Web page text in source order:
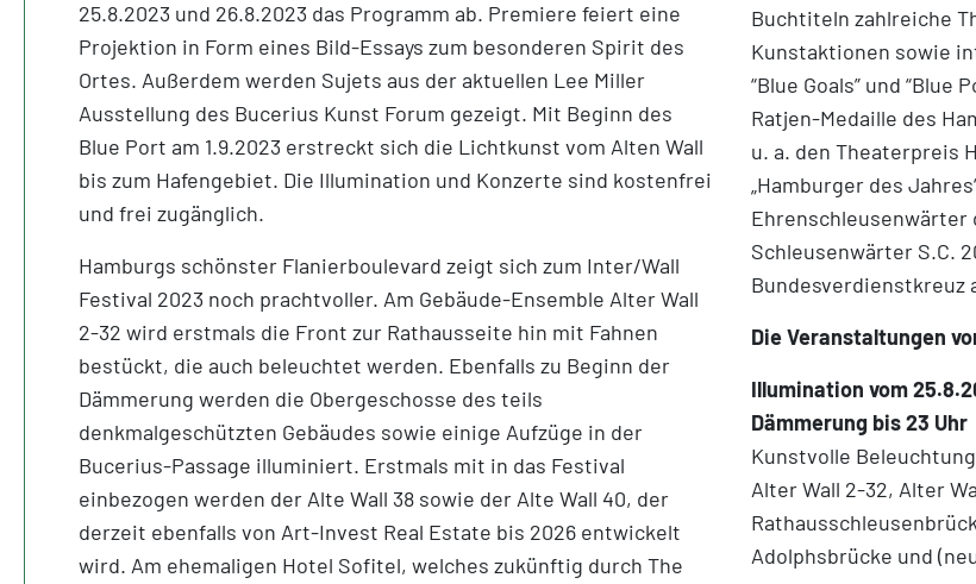
25.8.2023 und 26.8.2023 das Programm ab. Premiere feiert eine
Projektion in Form eines Bild-Essays zum besonderen Spirit des
Ortes. Außerdem werden Sujets aus der aktuellen Lee Miller
Ausstellung des Bucerius Kunst Forum gezeigt. Mit Beginn des
Blue Port am 1.9.2023 erstreckt sich die Lichtkunst vom Alten Wall
bis zum Hafengebiet. Die Illumination und Konzerte sind kostenfrei
und frei zugänglich.
Hamburgs schönster Flanierboulevard zeigt sich zum Inter/Wall
Festival 2023 noch prachtvoller. Am Gebäude-Ensemble Alter Wall
2-32 wird erstmals die Front zur Rathausseite hin mit Fahnen
bestückt, die auch beleuchtet werden. Ebenfalls zu Beginn der
Dämmerung werden die Obergeschosse des teils
denkmalgeschützten Gebäudes sowie einige Aufzüge in der
Bucerius-Passage illuminiert. Erstmals mit in das Festival
einbezogen werden der Alte Wall 38 sowie der Alte Wall 40, der
derzeit ebenfalls von Art-Invest Real Estate bis 2026 entwickelt
wird. Am ehemaligen Hotel Sofitel, welches zukünftig durch The
Buchtiteln zahlreiche
Kunstaktionen sowie
“Blue Goals” und
Ratjen-Medaille des
u. a. den Theaterpreis
„Hamburger des
Schleusenwärter S.C.
Bundesverdienstkreuz
Die Veranstaltungen
Illumination vom
Dämmerung bis 23 Uhr
Kunstvolle
Alter Wall 2-32, Alter
Adolphsbrücke und